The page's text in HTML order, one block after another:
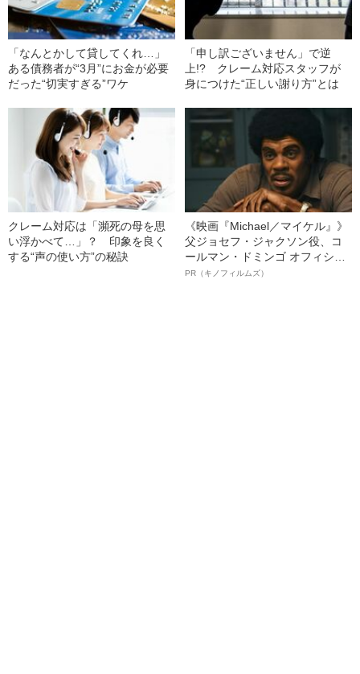
「なんとかして貸してくれ…」
ある債務者が“3月”にお金が必要
だった“切実すぎる”ワケ
「申し訳ございません」で逆
上!? クレーム対応スタッフが
身につけた“正しい謝り方”とは
クレーム対応は「瀕死の母を思
い浮かべて…」？ 印象を良く
する“声の使い方”の秘訣
《映画『Michael／マイケル』》
父ジョセフ・ジャクソン役、コ
ールマン・ドミンゴ オフィシャ
ルインタビュー“観客を魅了した
PR（キノフィルムズ）